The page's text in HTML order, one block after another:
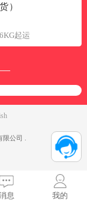
）
起运
公司 .
息 我的